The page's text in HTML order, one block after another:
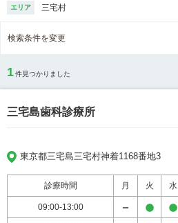
エリア 三宅村
検索条件を変更
1件見つかりました
三宅島歯科診療所
東京都三宅島三宅村神着1168番地3
診療時間 月 火 水
09:00-13:00